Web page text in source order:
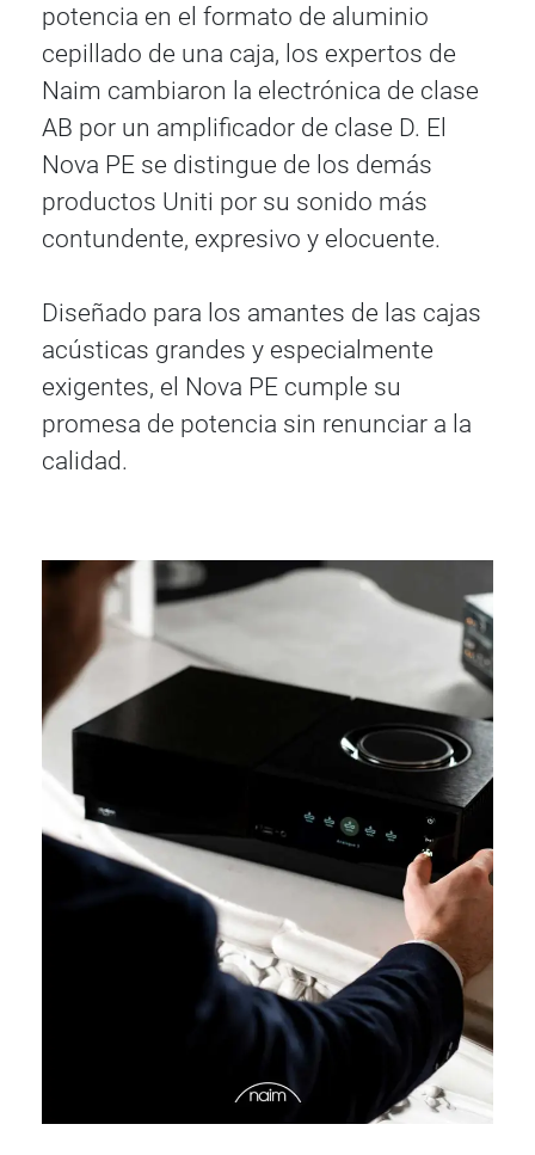
potencia en el formato de aluminio
cepillado de una caja, los expertos de
Naim cambiaron la electrónica de clase
AB por un amplificador de clase D. El
Nova PE se distingue de los demás
productos Uniti por su sonido más
contundente, expresivo y elocuente.
Diseñado para los amantes de las cajas
acústicas grandes y especialmente
exigentes, el Nova PE cumple su
promesa de potencia sin renunciar a la
calidad.